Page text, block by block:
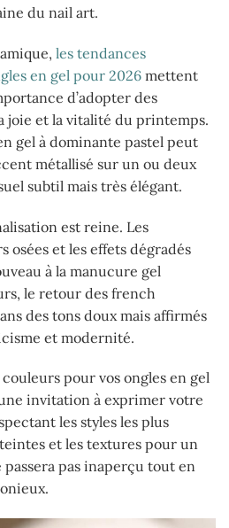
du nail art.
les tendances
en gel pour 2026 mettent
d’adopter des
joie et la vitalité du printemps.
gel à dominante pastel peut
métallisé sur un ou deux
subtil mais très élégant.
est reine. Les
osées et les effets dégradés
à la manucure gel
le retour des french
des tons doux mais affirmés
et modernité.
pour vos ongles en gel
invitation à exprimer votre
les styles les plus
et les textures pour un
pas inaperçu tout en